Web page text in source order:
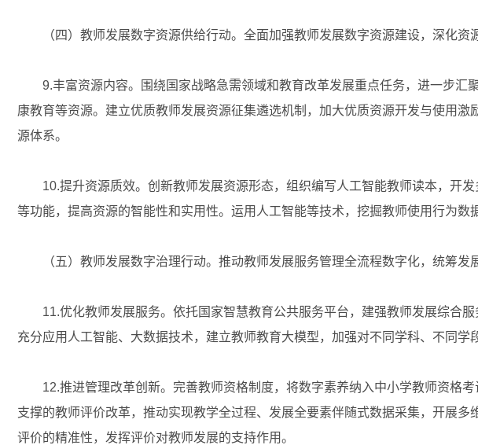
（四）教师发展数字资源供给行动。全面加强教师发展数字资源建设，深化资
9.丰富资源内容。围绕国家战略急需领域和教育改革发展重点任务，进一步汇
康教育等资源。建立优质教师发展资源征集遴选机制，加大优质资源开发与使用
源体系。
10.提升资源质效。创新教师发展资源形态，组织编写人工智能教师读本，开发
等功能，提高资源的智能性和实用性。运用人工智能等技术，挖掘教师使用行为
（五）教师发展数字治理行动。推动教师发展服务管理全流程数字化，统筹发
11.优化教师发展服务。依托国家智慧教育公共服务平台，建强教师发展综合服
充分应用人工智能、大数据技术，建立教师教育大模型，加强对不同学科、不同
12.推进管理改革创新。完善教师资格制度，将数字素养纳入中小学教师资格考
支撑的教师评价改革，推动实现教学全过程、发展全要素伴随式数据采集，开展
评价的精准性，发挥评价对教师发展的支持作用。